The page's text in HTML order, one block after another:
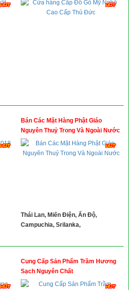
Bán Các Mặt Hàng Phật Giáo
Nguyên Thuỷ Trong Và Ngoài Nước
Thái Lan, Miến Điện, Ấn Độ,
Campuchia, Srilanka,
Cung Cấp Sản Phẩm Trầm Hương
Sạch Nguyên Chất